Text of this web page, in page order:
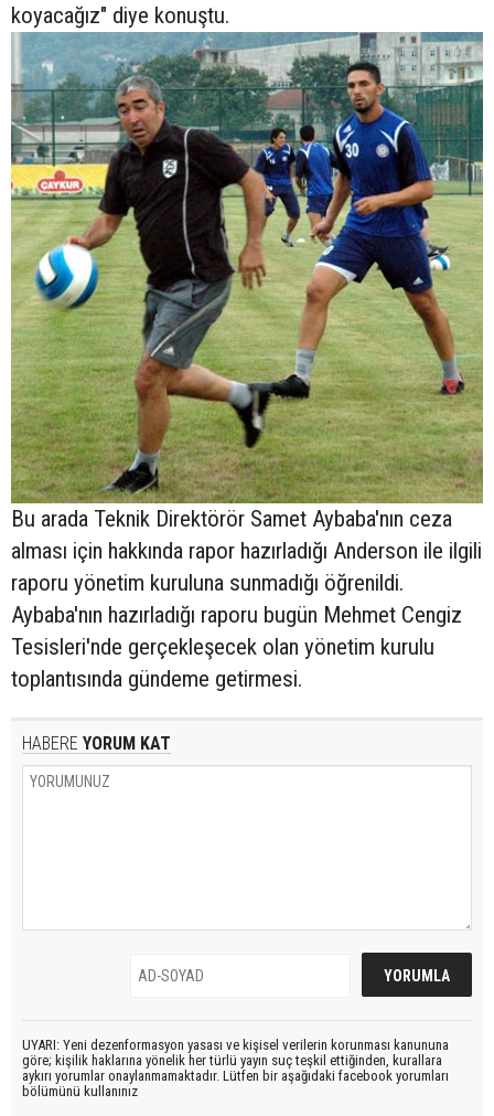
koyacağız" diye konuştu.
Bu arada Teknik Direktörör Samet Aybaba'nın ceza
alması için hakkında rapor hazırladığı Anderson ile ilgili
raporu yönetim kuruluna sunmadığı öğrenildi.
Aybaba'nın hazırladığı raporu bugün Mehmet Cengiz
Tesisleri'nde gerçekleşecek olan yönetim kurulu
toplantısında gündeme getirmesi.
HABERE YORUM KAT
UYARI: Yeni dezenformasyon yasası ve kişisel verilerin korunması kanununa
göre; kişilik haklarına yönelik her türlü yayın suç teşkil ettiğinden, kurallara
aykırı yorumlar onaylanmamaktadır. Lütfen bir aşağıdaki facebook yorumları
bölümünü kullanınız